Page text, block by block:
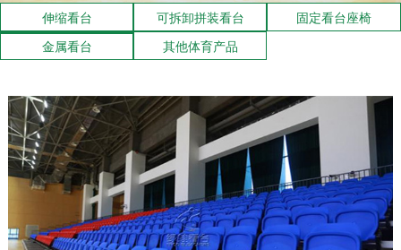
伸缩看台 可拆卸拼装看台
固定看台座椅
金属看台
其他体育产品